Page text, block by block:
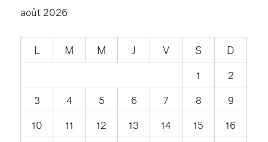
août 2026
L M M J V S
D
1
2
3
4 5 6 7 8
9
10
11 12 13 14 15
16